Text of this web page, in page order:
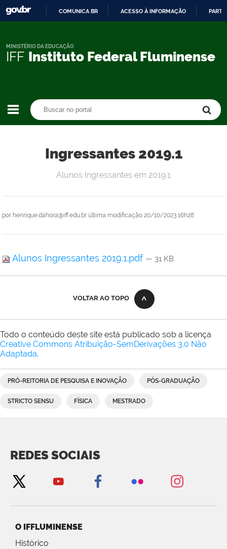
CONTEÚDO
COMUNICA BR ACESSO À INFORMAÇÃO
IFF Instituto Federal Fluminense
MINISTÉRIO DA EDUCAÇÃO
Ingressantes 2019.1
por henrique.dahora@iff.edu.br última modificação 20/10/2023 16h28
Alunos Ingressantes em 2019.1
Alunos Ingressantes 2019.1.pdf — 31 KB
VOLTAR AO TOPO
Todo o conteúdo deste site está publicado sob a licença
Creative Commons Atribuição-SemDerivações 3.0 Não
Adaptada.
PRÓ-REITORIA DE PESQUISA E INOVAÇÃO PÓS-GRADUAÇÃO
STRICTO SENSU FÍSICA MESTRADO
REDES SOCIAIS
O IFFLUMINENSE
Histórico